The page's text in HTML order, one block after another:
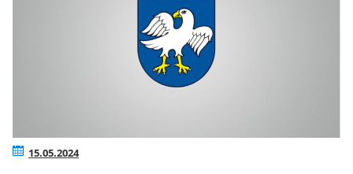
15.05.2024